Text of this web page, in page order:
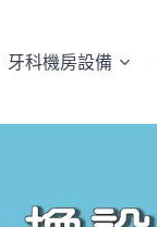
牙科機房設備